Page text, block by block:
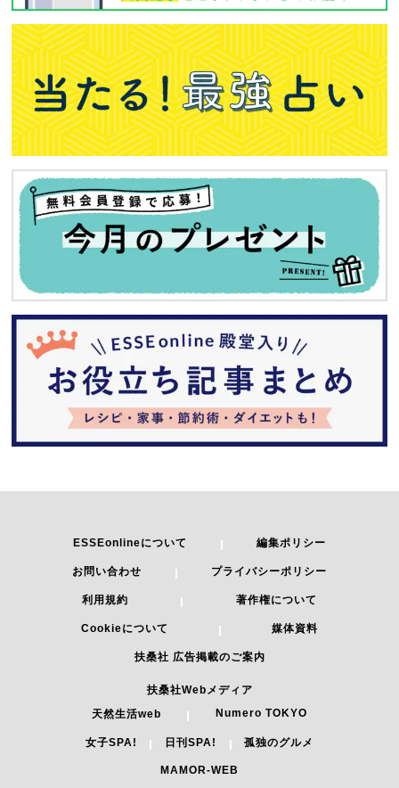
ESSEonlineについて 編集ポリシー
お問い合わせ プライバシーポリシー
利用規約 著作権について
Cookieについて 媒体資料
扶桑社 広告掲載のご案内
扶桑社Webメディア
天然生活web
Numero TOKYO
女子SPA! 日刊SPA! 孤独のグルメ
MAMOR-WEB